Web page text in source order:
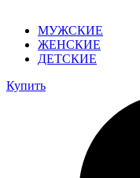
МУЖСКИЕ
ЖЕНСКИЕ
ДЕТСКИЕ
Купить